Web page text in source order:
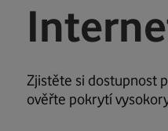
Zjistěte si dostupnost
ověřte pokrytí